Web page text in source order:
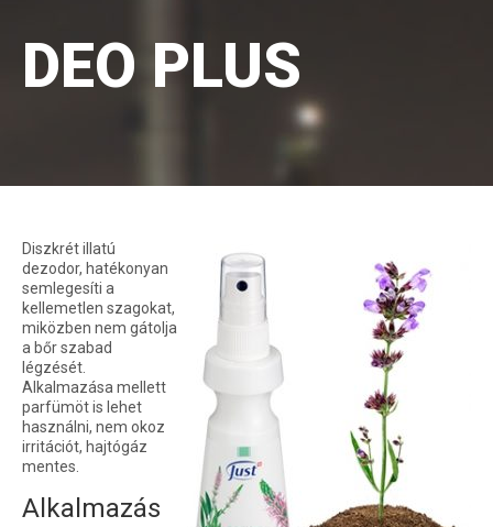
DEO PLUS
Diszkrét illatú
dezodor, hatékonyan
semlegesíti a
kellemetlen szagokat,
miközben nem gátolja
a bőr szabad
légzését.
Alkalmazása mellett
parfümöt is lehet
használni, nem okoz
irritációt, hajtógáz
mentes.
Alkalmazás